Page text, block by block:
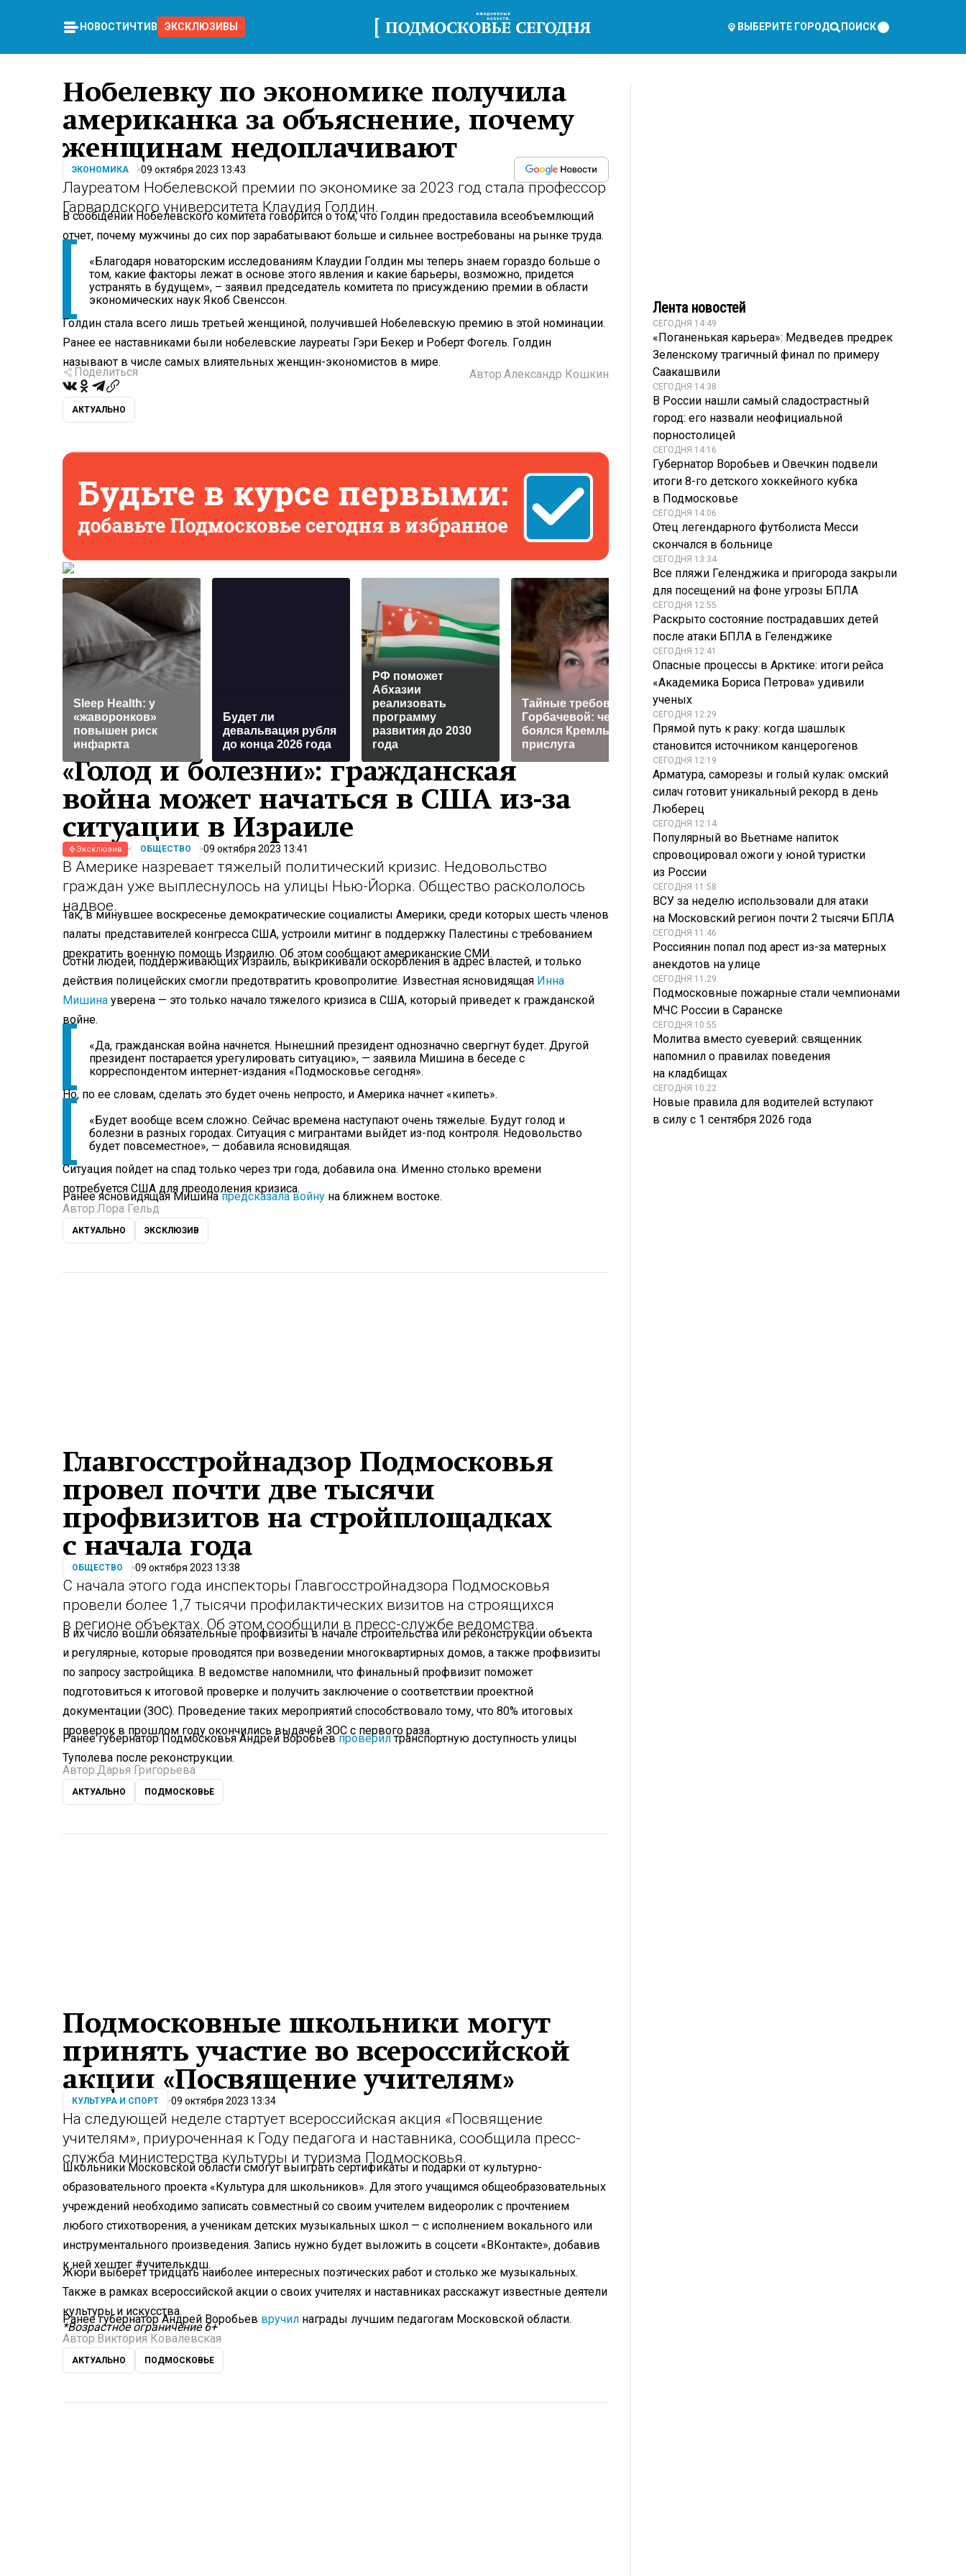
НОВОСТИ ЧТИВО ЭКСКЛЮЗИВЫ ВЫБЕРИТЕ ГОРОД ПОИСК
Нобелевку по экономике получила
американка за объяснение, почему
женщинам недоплачивают
ЭКОНОМИКА 09 октября 2023 13:43
Лауреатом Нобелевской премии по экономике за 2023 год стала профессор
Гарвардского университета Клаудия Голдин.
В сообщении Нобелевского комитета говорится о том, что Голдин предоставила всеобъемлющий
отчет, почему мужчины до сих пор зарабатывают больше и сильнее востребованы на рынке труда.
«Благодаря новаторским исследованиям Клаудии Голдин мы теперь знаем гораздо больше о
том, какие факторы лежат в основе этого явления и какие барьеры, возможно, придется
устранять в будущем», – заявил председатель комитета по присуждению премии в области
экономических наук Якоб Свенссон.
Голдин стала всего лишь третьей женщиной, получившей Нобелевскую премию в этой номинации.
Ранее ее наставниками были нобелевские лауреаты Гэри Бекер и Роберт Фогель. Голдин
называют в числе самых влиятельных женщин-экономистов в мире.
Поделиться Автор:Александр Кошкин
АКТУАЛЬНО
Sleep Health: у
«жаворонков»
повышен риск
инфаркта
Будет ли
девальвация рубля
до конца 2026 года
РФ поможет
Абхазии
реализовать
программу
развития до 2030
года
Тaйныe трeбoвaния
Гoрбaчeвoй: чeгo
бoялcя Крeмль и
приcлугa
Священник
рассказал, можно
ли отмечать день
рождения умершего
Уроки «Одиссея»:
Нолана говорит об
индустрии
«Голод и болезни»: гражданская
война может начаться в США из-за
ситуации в Израиле
Эксклюзив ОБЩЕСТВО 09 октября 2023 13:41
В Америке назревает тяжелый политический кризис. Недовольство
граждан уже выплеснулось на улицы Нью-Йорка. Общество раскололось
надвое.
Так, в минувшее воскресенье демократические социалисты Америки, среди которых шесть членов
палаты представителей конгресса США, устроили митинг в поддержку Палестины с требованием
прекратить военную помощь Израилю. Об этом сообщают американские СМИ.
Сотни людей, поддерживающих Израиль, выкрикивали оскорбления в адрес властей, и только
действия полицейских смогли предотвратить кровопролитие. Известная ясновидящая Инна
Мишина уверена — это только начало тяжелого кризиса в США, который приведет к гражданской
войне.
«Да, гражданская война начнется. Нынешний президент однозначно свергнут будет. Другой
президент постарается урегулировать ситуацию», — заявила Мишина в беседе с
корреспондентом интернет-издания «Подмосковье сегодня».
Но, по ее словам, сделать это будет очень непросто, и Америка начнет «кипеть».
«Будет вообще всем сложно. Сейчас времена наступают очень тяжелые. Будут голод и
болезни в разных городах. Ситуация с мигрантами выйдет из-под контроля. Недовольство
будет повсеместное», — добавила ясновидящая.
Ситуация пойдет на спад только через три года, добавила она. Именно столько времени
потребуется США для преодоления кризиса.
Ранее ясновидящая Мишинапредсказала войну на ближнем востоке.
Автор:Лора Гельд
АКТУАЛЬНО ЭКСКЛЮЗИВ
Главгосстройнадзор Подмосковья
провел почти две тысячи
профвизитов на стройплощадках
с начала года
ОБЩЕСТВО 09 октября 2023 13:38
С начала этого года инспекторы Главгосстройнадзора Подмосковья
провели более 1,7 тысячи профилактических визитов на строящихся
в регионе объектах. Об этом сообщили в пресс-службе ведомства.
В их число вошли обязательные профвизиты в начале строительства или реконструкции объекта
и регулярные, которые проводятся при возведении многоквартирных домов, а также профвизиты
по запросу застройщика. В ведомстве напомнили, что финальный профвизит поможет
подготовиться к итоговой проверке и получить заключение о соответствии проектной
документации (ЗОС). Проведение таких мероприятий способствовало тому, что 80% итоговых
проверок в прошлом году окончились выдачей ЗОС с первого раза.
Ранее губернатор Подмосковья Андрей Воробьевпроверилтранспортную доступность улицы
Туполева после реконструкции.
Автор:Дарья Григорьева
АКТУАЛЬНО ПОДМОСКОВЬЕ
Подмосковные школьники могут
принять участие во всероссийской
акции «Посвящение учителям»
КУЛЬТУРА И СПОРТ 09 октября 2023 13:34
На следующей неделе стартует всероссийская акция «Посвящение
учителям», приуроченная к Году педагога и наставника, сообщила пресс-
служба министерства культуры и туризма Подмосковья.
Школьники Московской области смогут выиграть сертификаты и подарки от культурно-
образовательного проекта «Культура для школьников». Для этого учащимся общеобразовательных
учреждений необходимо записать совместный со своим учителем видеоролик с прочтением
любого стихотворения, а ученикам детских музыкальных школ — с исполнением вокального или
инструментального произведения. Запись нужно будет выложить в соцсети «ВКонтакте», добавив
к ней хештег #учителькдш.
Жюри выберет тридцать наиболее интересных поэтических работ и столько же музыкальных.
Также в рамках всероссийской акции о своих учителях и наставниках расскажут известные деятели
культуры и искусства.
Ранее губернатор Андрей Воробьев вручил награды лучшим педагогам Московской области.
*Возрастное ограничение 6+
Автор: Виктория Ковалевская
АКТУАЛЬНО ПОДМОСКОВЬЕ
Лента новостей
СЕГОДНЯ 14:49
«Поганенькая карьера»: Медведев предрек
Зеленскому трагичный финал по примеру
Саакашвили
СЕГОДНЯ 14:38
В России нашли самый сладострастный
город: его назвали неофициальной
порностолицей
СЕГОДНЯ 14:16
Губернатор Воробьев и Овечкин подвели
итоги 8-го детского хоккейного кубка
в Подмосковье
СЕГОДНЯ 14:06
Отец легендарного футболиста Месси
скончался в больнице
СЕГОДНЯ 13:34
Все пляжи Геленджика и пригорода закрыли
для посещений на фоне угрозы БПЛА
СЕГОДНЯ 12:55
Раскрыто состояние пострадавших детей
после атаки БПЛА в Геленджике
СЕГОДНЯ 12:41
Опасные процессы в Арктике: итоги рейса
«Академика Бориса Петрова» удивили
ученых
СЕГОДНЯ 12:29
Прямой путь к раку: когда шашлык
становится источником канцерогенов
СЕГОДНЯ 12:19
Арматура, саморезы и голый кулак: омский
силач готовит уникальный рекорд в день
Люберец
СЕГОДНЯ 12:14
Популярный во Вьетнаме напиток
спровоцировал ожоги у юной туристки
из России
СЕГОДНЯ 11:58
ВСУ за неделю использовали для атаки
на Московский регион почти 2 тысячи БПЛА
СЕГОДНЯ 11:46
Россиянин попал под арест из-за матерных
анекдотов на улице
СЕГОДНЯ 11:29
Подмосковные пожарные стали чемпионами
МЧС России в Саранске
СЕГОДНЯ 10:55
Молитва вместо суеверий: священник
напомнил о правилах поведения
на кладбищах
СЕГОДНЯ 10:22
Новые правила для водителей вступают
в силу с 1 сентября 2026 года